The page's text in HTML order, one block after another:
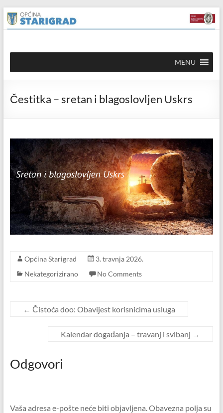
content
Skip
to
content
Općina
Starigrad
mrežna
MENU
Čestitka – sretan i blagoslovljen Uskrs
Općina Starigrad
3. travnja 2026.
Nekategorizirano
No Comments
← Čistoća doo: Obavijest korisnicima usluga
Kalendar događanja – travanj i svibanj →
Odgovori
Vaša adresa e-pošte neće biti objavljena.Obavezna polja su